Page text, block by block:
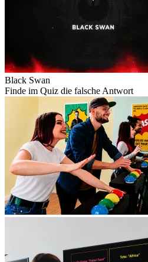
Black Swan
Finde im Quiz die falsche Antwort